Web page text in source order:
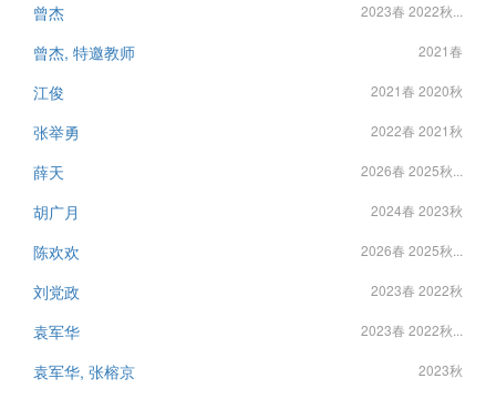
曾杰 2023春 2022秋...
曾杰, 特邀教师 2021春
江俊 2021春 2020秋
张举勇 2022春 2021秋
薛天 2026春 2025秋...
胡广月 2024春 2023秋
陈欢欢 2026春 2025秋...
刘党政 2023春 2022秋
袁军华 2023春 2022秋...
袁军华, 张榕京 2023秋